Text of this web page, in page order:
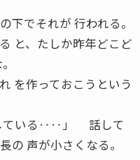
でそれが 行われる。
と、たしか昨年どこど
を作っておこうという
ている‥‥」 話して
の 声が小さくなる。